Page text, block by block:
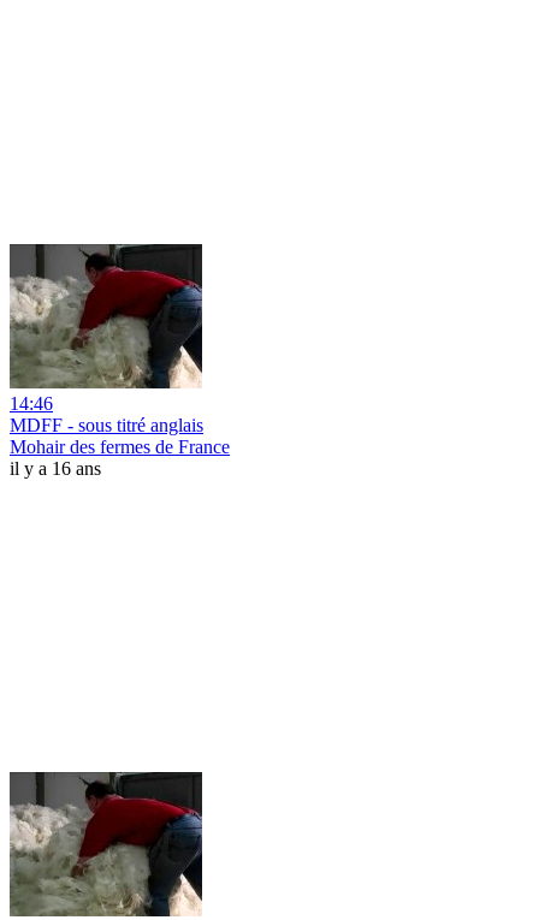
14:46
MDFF - sous titré anglais
Mohair des fermes de France
il y a 16 ans